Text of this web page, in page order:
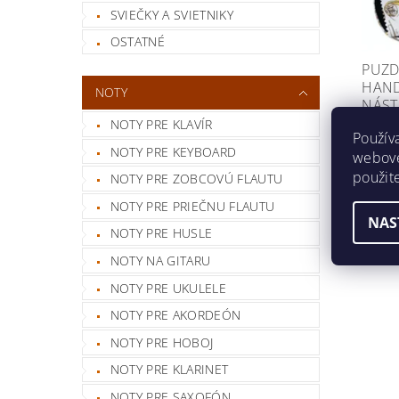
SVIEČKY A SVIETNIKY
OSTATNÉ
NOTY
NOTY PRE KLAVÍR
NOTY PRE KEYBOARD
NOTY PRE ZOBCOVÚ FLAUTU
NOTY PRE PRIEČNU FLAUTU
NOTY PRE HUSLE
NOTY NA GITARU
NOTY PRE UKULELE
NOTY PRE AKORDEÓN
NOTY PRE HOBOJ
NOTY PRE KLARINET